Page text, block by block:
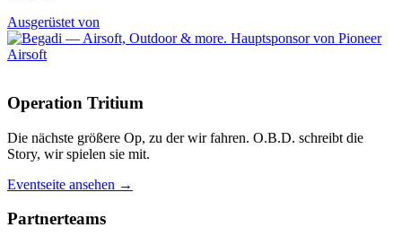
Ausgerüstet von
Operation Tritium
Die nächste größere Op, zu der wir fahren. O.B.D. schreibt die
Story, wir spielen sie mit.
Eventseite ansehen →
Partnerteams